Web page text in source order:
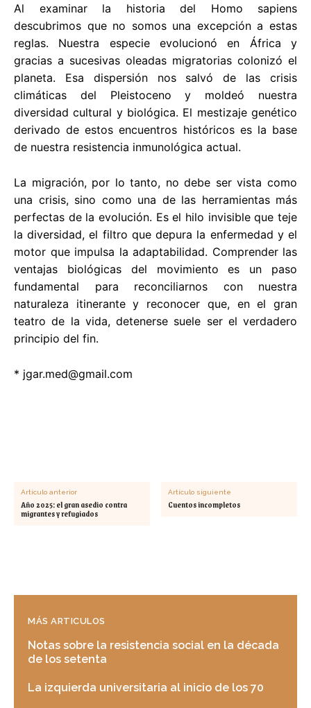
Al examinar la historia del Homo sapiens
descubrimos que no somos una excepción a estas
reglas. Nuestra especie evolucionó en África y
gracias a sucesivas oleadas migratorias colonizó el
planeta. Esa dispersión nos salvó de las crisis
climáticas del Pleistoceno y moldeó nuestra
diversidad cultural y biológica. El mestizaje genético
derivado de estos encuentros históricos es la base
de nuestra resistencia inmunológica actual.
La migración, por lo tanto, no debe ser vista como
una crisis, sino como una de las herramientas más
perfectas de la evolución. Es el hilo invisible que teje
la diversidad, el filtro que depura la enfermedad y el
motor que impulsa la adaptabilidad. Comprender las
ventajas biológicas del movimiento es un paso
fundamental para reconciliarnos con nuestra
naturaleza itinerante y reconocer que, en el gran
teatro de la vida, detenerse suele ser el verdadero
principio del fin.
* jgar.med@gmail.com
Artículo anterior
Año 2025: el gran asedio contra
migrantes y refugiados
Artículo siguiente
Cuentos incompletos
MÁS ARTICULOS
Notas sobre la resistencia social en la década
de los setenta
La izquierda universitaria al inicio de los 70